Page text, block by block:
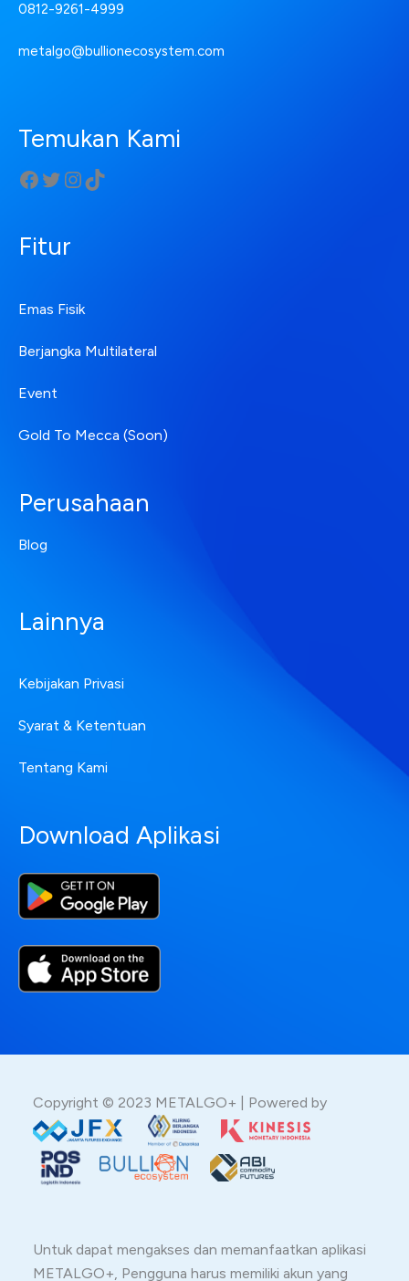
0812-9261-4999
metalgo@bullionecosystem.com
Temukan Kami
Fitur
Emas Fisik
Berjangka Multilateral
Event
Gold To Mecca (Soon)
Perusahaan
Blog
Lainnya
Kebijakan Privasi
Syarat & Ketentuan
Tentang Kami
Download Aplikasi
Copyright © 2023 METALGO+ | Powered by
Untuk dapat mengakses dan memanfaatkan aplikasi
METALGO+, Pengguna harus memiliki akun yang